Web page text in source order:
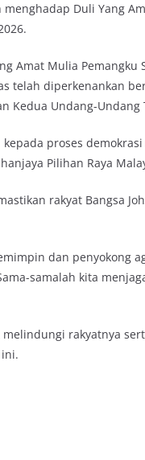
Duli Yang
Amat Mulia Pemangku
telah diperkenankan
Kedua Undang-Undang
proses
Pilihan Raya
rakyat Bangsa
dan penyokong
samalah kita
melindungi rakyatnya